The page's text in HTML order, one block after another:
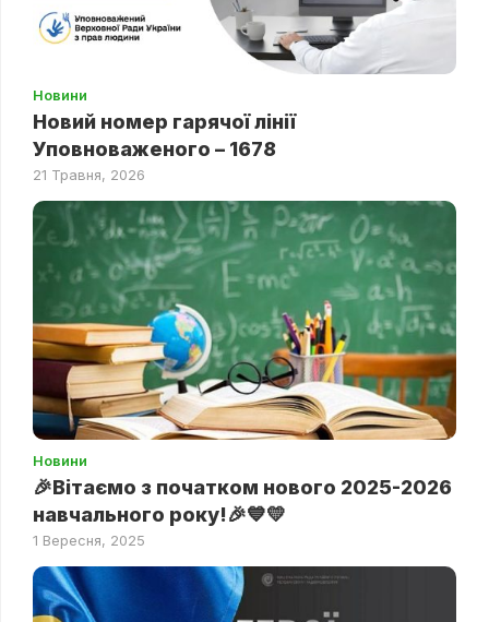
Новини
Новий номер гарячої лінії
Уповноваженого – 1678
21 Травня, 2026
Новини
🎉Вітаємо з початком нового 2025-2026
навчального року!🎉💙💛
1 Вересня, 2025